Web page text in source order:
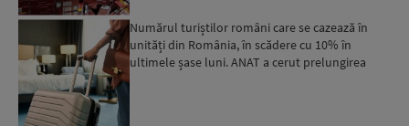
Numărul turiștilor români care se cazează în
unități din România, în scădere cu 10% în
ultimele șase luni. ANAT a cerut prelungirea